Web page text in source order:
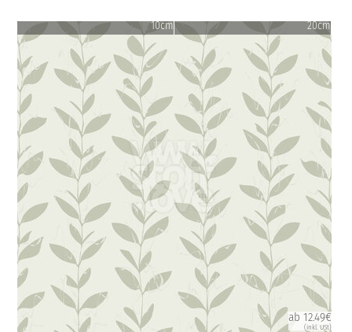
10cm 20cm
ab 12.49€
(inkl. USt)